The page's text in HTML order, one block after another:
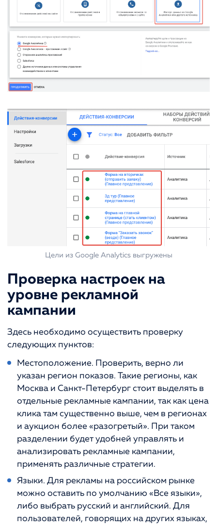
Цели из Google Analytics выгружены
Проверка настроек на
уровне рекламной
кампании
Здесь необходимо осуществить проверку
следующих пунктов:
Местоположение. Проверить, верно ли
указан регион показов. Такие регионы, как
Москва и Санкт-Петербург стоит выделять в
отдельные рекламные кампании, так как цена
клика там существенно выше, чем в регионах
и аукцион более «разогретый». При таком
разделении будет удобней управлять и
анализировать рекламные кампании,
применять различные стратегии.
Языки. Для рекламы на российском рынке
можно оставить по умолчанию «Все языки»,
либо выбрать русский и английский. Для
пользователей, говорящих на других языках,